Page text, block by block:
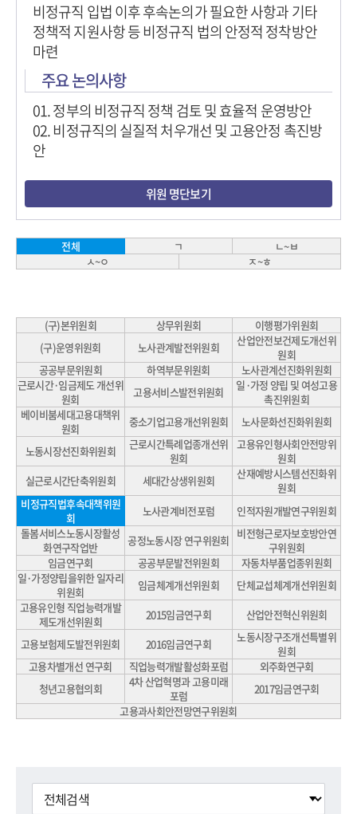
비정규직 입법 이후 후속논의가 필요한 사항과 기타
정책적 지원사항 등 비정규직 법의 안정적 정착방안
마련
주요 논의사항
01. 정부의 비정규직 정책 검토 및 효율적 운영방안
02. 비정규직의 실질적 처우개선 및 고용안정 촉진방
안
위원 명단보기
전체 ㄱ
ㄴ~ㅂ
ㅅ~ㅇ
ㅈ~ㅎ
(구)본위원회 상무위원회
이행평가위원회
(구)운영위원회
노사관계발전위원회
산업안전보건제도개선위
원회
공공부문위원회
하역부문위원회
노사관계선진화위원회
근로시간·임금제도 개선위
원회
고용서비스발전위원회
일·가정 양립 및 여성고용
촉진위원회
베이비붐세대고용대책위
원회
중소기업고용개선위원회
노사문화선진화위원회
노동시장선진화위원회
근로시간특례업종개선위
원회
고용유인형사회안전망위
원회
실근로시간단축위원회
세대간상생위원회
산재예방시스템선진화위
원회
비정규직법후속대책위원
회
노사관계비전포럼
인적자원개발연구위원회
돌봄서비스노동시장활성
화연구작업반
공정노동시장 연구위원회 비전형근로자보호방안연
구위원회
임금연구회
공공부문발전위원회
자동차부품업종위원회
일·가정양립을위한 일자리
위원회
임금체계개선위원회
단체교섭체계개선위원회
고용유인형 직업능력개발
제도개선위원회
2015임금연구회
산업안전혁신위원회
고용보험제도발전위원회
2016임금연구회
노동시장구조개선특별위
원회
고용차별개선 연구회
직업능력개발활성화포럼
외주화연구회
청년고용협의회
4차 산업혁명과 고용미래
포럼
2017임금연구회
고용과사회안전망연구위원회